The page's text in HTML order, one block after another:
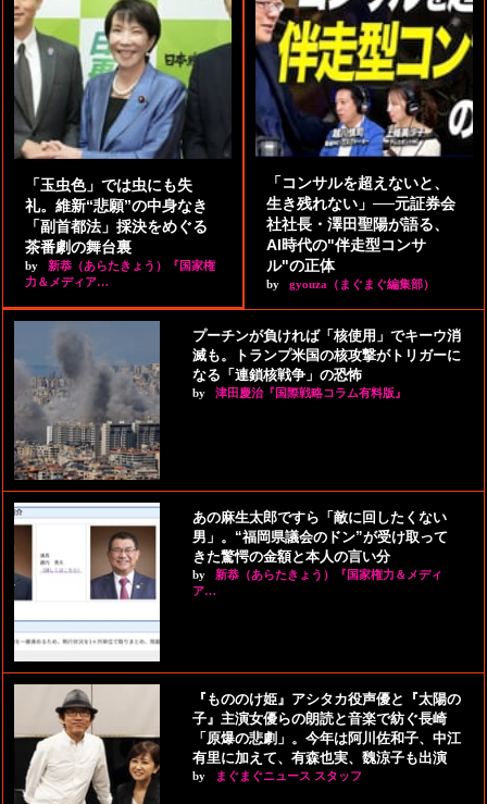
「玉虫色」では虫にも失
礼。維新“悲願”の中身なき
「副首都法」採決をめぐる
茶番劇の舞台裏
by
新恭（あらたきょう）『国家権
力＆メディア…
「コンサルを超えないと、
生き残れない」──元証券会
社社長・澤田聖陽が語る、
AI時代の"伴走型コンサ
ル"の正体
by gyouza（まぐまぐ編集部）
プーチンが負ければ「核使用」でキーウ消
滅も。トランプ米国の核攻撃がトリガーに
なる「連鎖核戦争」の恐怖
by 津田慶治『国際戦略コラム有料版』
あの麻生太郎ですら「敵に回したくない
男」。“福岡県議会のドン”が受け取って
きた驚愕の金額と本人の言い分
by
新恭（あらたきょう）『国家権力＆メディ
ア…
『もののけ姫』アシタカ役声優と『太陽の
子』主演女優らの朗読と音楽で紡ぐ長崎
「原爆の悲劇」。今年は阿川佐和子、中江
有里に加えて、有森也実、魏涼子も出演
by まぐまぐニュース スタッフ